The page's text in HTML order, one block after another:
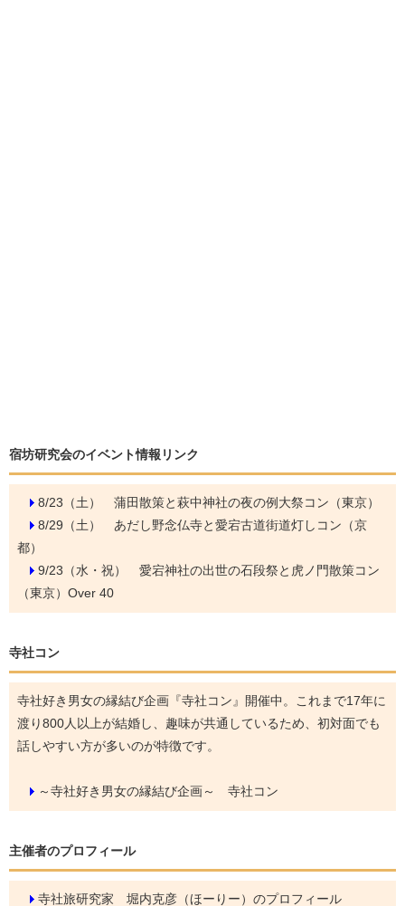
宿坊研究会のイベント情報リンク
8/23（土） 蒲田散策と萩中神社の夜の例大祭コン（東京）
8/29（土） あだし野念仏寺と愛宕古道街道灯しコン（京
都）
9/23（水・祝） 愛宕神社の出世の石段祭と虎ノ門散策コン
（東京）Over 40
寺社コン
寺社好き男女の縁結び企画『寺社コン』開催中。これまで17年に
渡り800人以上が結婚し、趣味が共通しているため、初対面でも
話しやすい方が多いのが特徴です。
～寺社好き男女の縁結び企画～ 寺社コン
主催者のプロフィール
寺社旅研究家 堀内克彦（ほーりー）のプロフィール